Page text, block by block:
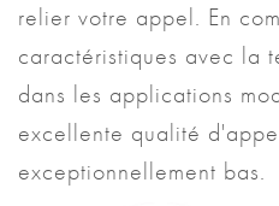
relier votre appel. En
caractéristiques avec la
dans les applications
excellente qualité
exceptionnellement bas.